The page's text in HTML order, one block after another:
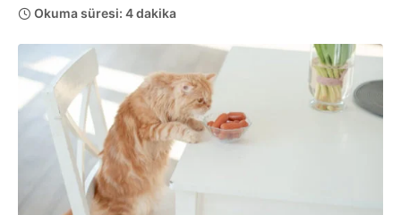
Okuma süresi: 4 dakika